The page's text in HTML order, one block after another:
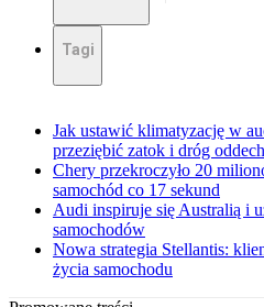
Tagi
Jak ustawić klimatyzację w
przeziębić zatok i dróg
Chery przekroczyło 20
samochód co 17 sekund
Audi inspiruje się Australią i
samochodów
Nowa strategia Stellantis:
życia samochodu